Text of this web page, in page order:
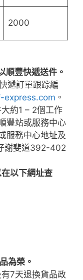
2000
順豐快遞送件。
遞訂單跟踪編
express.com 。
約1 – 2個工作
豐站或服務中心
服務中心地址及
謝斐道392-402
以下網址查
為榮。
7天退換貨品政